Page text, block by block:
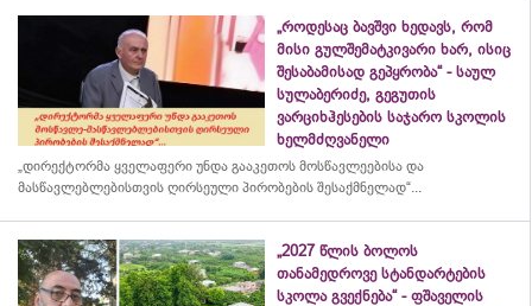
„როდესაც ბავშვი ხედავს, რომ
მისი გულშემატკივარი ხარ, ისიც
შესაბამისად გეპყრობა“ - საულ
სულაბერიძე, გეგუთის
ვარციხჰესების საჯარო სკოლის
ხელმძღვანელი
„დირექტორმა ყველაფერი უნდა გააკეთოს მოსწავლეებისა და
მასწავლებლებისთვის ღირსეული პირობების შესაქმნელად“...
„2027 წლის ბოლოს
თანამედროვე სტანდარტების
სკოლა გვექნება“ - ფშაველის